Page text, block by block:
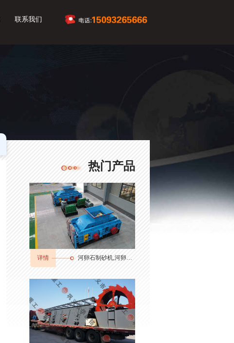
联系我们
热门产品
详情 河卵石制砂机,河卵石制砂机厂家,河卵石制砂机价格